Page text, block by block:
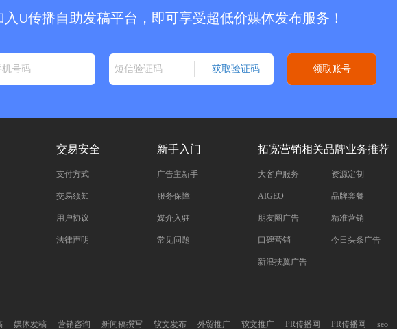
入U传播自助发稿平台，即可享受超低价媒体发布服务！
领取账号
交易安全
支付方式
交易须知
用户协议
法律声明
新手入门
广告主新手
服务保障
媒介入驻
常见问题
拓宽营销相关品牌业务推荐
大客户服务 资源定制
AIGEO 品牌套餐
朋友圈广告 精准营销
口碑营销 今日头条广告
新浪扶翼广告
媒体发稿 营销咨询 新闻稿撰写 软文发布 外贸推广 软文推广 PR传播网 PR传播网 seo